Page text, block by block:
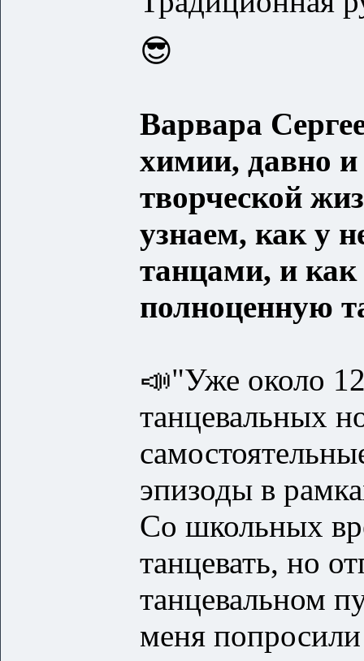
😎
Варвара
химии, давно и
творческой
узнаем, как у
танцами, и как
полноценную
📣"Уже около
танцевальных
эпизоды в
Со школьных
танцевать, но
танцевальном
меня